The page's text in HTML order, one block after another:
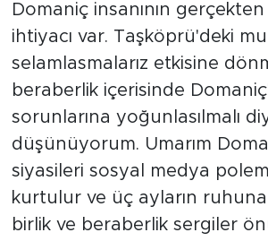
Domaniç insanının
ihtiyacı var. Taşköprü'deki
selamlasmalarız etkisine
beraberlik içerisinde
sorunlarına yoğunlasılmalı
düşünüyorum. Umarım
siyasileri sosyal medya
kurtulur ve üç ayların ruhuna
birlik ve beraberlik sergiler